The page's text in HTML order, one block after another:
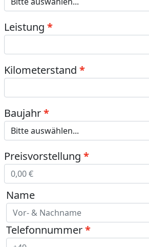
Leistung
Kilometerstand
Baujahr
Preisvorstellung
Name
Telefonnummer